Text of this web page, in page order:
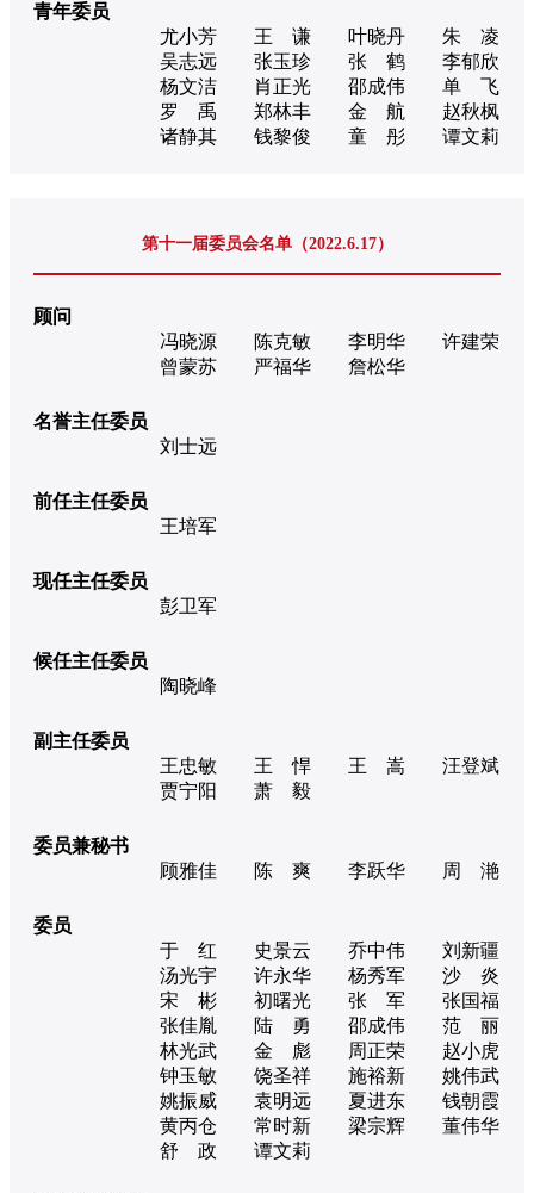
青年委员
尤小芳
王 谦 叶晓丹
朱 凌
吴志远
张玉珍 张 鹤
李郁欣
杨文洁
肖正光 邵成伟
单 飞
罗 禹
郑林丰 金 航
赵秋枫
诸静其
钱黎俊 童 彤 谭文莉
第十一届委员会名单（2022.6.17）
顾问
冯晓源
陈克敏 李明华
许建荣
曾蒙苏
严福华 詹松华
名誉主任委员
刘士远
前任主任委员
王培军
现任主任委员
彭卫军
候任主任委员
陶晓峰
副主任委员
王忠敏
王 悍 王 嵩
汪登斌
贾宁阳
萧 毅
委员兼秘书
顾雅佳
陈 爽 李跃华 周 滟
委员
于 红
史景云 乔中伟
刘新疆
汤光宇
许永华 杨秀军
沙 炎
宋 彬
初曙光 张 军
张国福
张佳胤
陆 勇 邵成伟
范 丽
林光武
金 彪 周正荣
赵小虎
钟玉敏
饶圣祥 施裕新
姚伟武
姚振威
袁明远 夏进东
钱朝霞
黄丙仓
常时新 梁宗辉
董伟华
舒 政
谭文莉